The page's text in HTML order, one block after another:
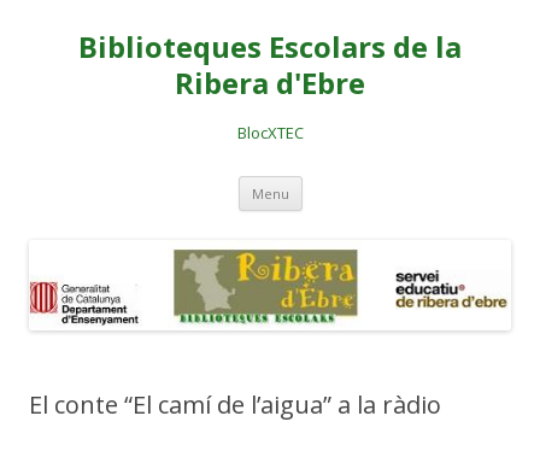
Biblioteques Escolars de la
Ribera d'Ebre
BlocXTEC
Menu Skip
content
El conte “El camí de l’aigua” a la ràdio